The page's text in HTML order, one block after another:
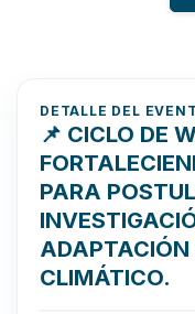
DETALLE DEL
📌 CICLO DE
PARA
CLIMÁTICO.